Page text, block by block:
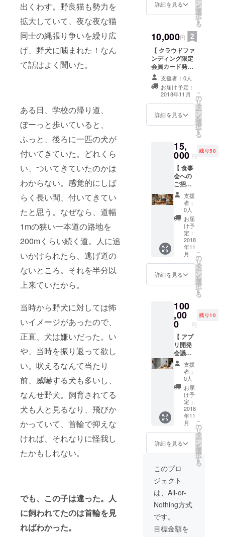
出くわす。野良猫も勢力を
拡大していて、夜な夜な猫
同士の縄張り争いを繰り広
げ、野犬に噛まれた！なん
て話はよく聞いた。
ある日、学校の帰り道、
ぼーっと歩いていると、
ふっと、後ろに一匹の犬が
付いてきていた。どれくら
い、ついてきていたのかは
わからない。感覚的にしば
らく長い間、付いてきてい
たと思う。なぜなら、道幅
1mの狭い一本道の路地を
200mくらい続く道。人に追
いかけられたら、逃げ道の
ないところ。それを半分以
上来ていたから。
当時から野犬に対しては怖
いイメージがあったので、
正直、犬は嫌いだった。い
や、当時を振り返って欲し
い。吠えるなんて当たり
前、威嚇する犬も多いし、
なんせ野犬。飼育されてる
犬も人と見るなり、飛びか
かっていて、首輪で抑えな
ければ、それなりに怪我し
たかもしれない。
でも、この子は違った。人
に飼われてたのは首輪を見
ればわかった。
いとい
う方。
リター
寧な書
いた
メール
をお送
りいた
しま
す。
詳細を見る ン
を
選
択
す
る
10,000円
【 クラウドファ
ンディング限定
会員カード発行
】 このカードは
なにかの割引と
か特典はありま
せん。ただ、
petlover が歩み
だして資金がほ
ていただいた証
petloverや私た
ちがいかに成功
し事業を成し遂
げたとしても、
このカードを持
つ方々への感謝
は忘れることな
く存在します。
を通じて得た収
益金で、ペット
のための公園や
カフェ、飼い主
さんと一緒に使
など拡大してい
く予定です。そ
どこまで実現で
きるかわからな
いですが、進ん
でいきます。 ・
サンクスメール
・年次報告メー
ル ・活動報告
メール
支援者：0人
お届け予定：
2018年11月
詳細を見る
こ
の
リ
タ
ー
ン
を
選
択
す
る
15,
000 円
残り50
【 食事
会への
ご招待
】 クラ
ウド
ファン
ディン
グを実
施した
記念と
して、
当社オ
フィス
併設の
レスト
ランで
を開催
しま
す。 ・
サンク
スメー
ル ・年
次報告
メール
・活動
報告
メール
・会員
カード
発行
支援
者：
0人
お届
け予
定：
2018
年11
月
詳細を見る
こ
の
リ
タ
ー
ン
を
選
択
す
る
100
,00
0 円
残り10
【 アプ
リ開発
会議へ
の参加
のご招
待】 ア
プリの
機能開
発や改
善の打
ち合わ
せにご
招待し
ます。
必ずし
も、
「発
言」を
する必
要はあ
りませ
ん。見
も結構
支援
者：
0人
お届
け予
定：
2018
年11
月
詳細を見る
こ
の
リ
タ
ー
ン
を
選
択
す
る
このプロ
ジェクト
は、All-or-
Nothing方式
です。
目標金額を